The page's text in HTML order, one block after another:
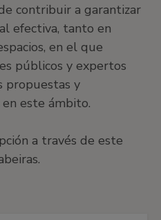
contribuir a garantizar
efectiva, tanto en
en el que
públicos y expertos
propuestas y
este ámbito.
a través de este